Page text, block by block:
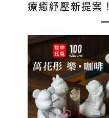
療癒紓壓新提案！